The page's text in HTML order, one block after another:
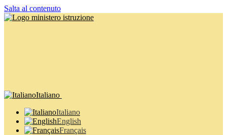
Salta al contenuto
Italiano
Italiano
English
Français